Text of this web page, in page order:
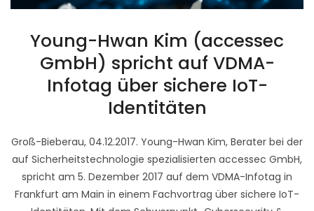
Young-Hwan Kim (accessec
GmbH) spricht auf VDMA-
Infotag über sichere IoT-
Identitäten
Groß-Bieberau, 04.12.2017. Young-Hwan Kim, Berater bei der
auf Sicherheitstechnologie spezialisierten accessec GmbH,
spricht am 5. Dezember 2017 auf dem VDMA-Infotag in
Frankfurt am Main in einem Fachvortrag über sichere IoT-